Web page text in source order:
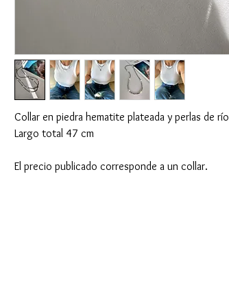
Collar en piedra hematite plateada y perlas de río
Largo total 47 cm
El precio publicado corresponde a un collar.